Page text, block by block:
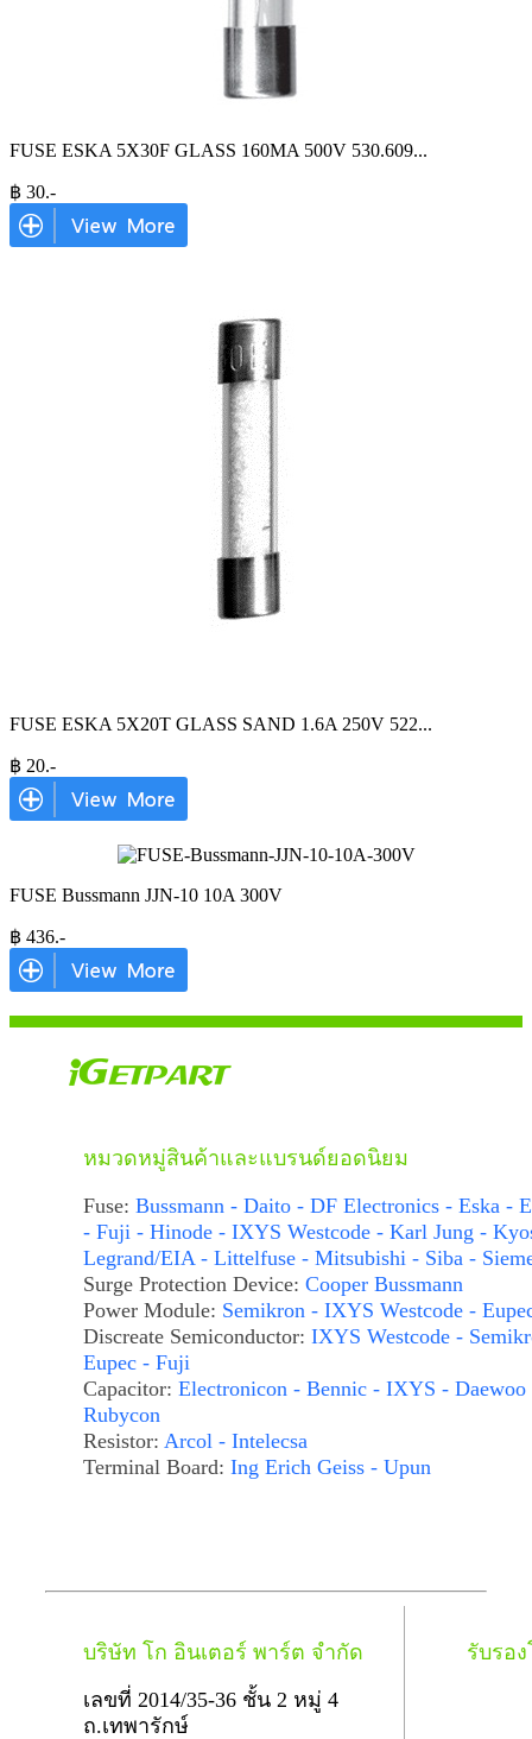
FUSE ESKA 5X30F GLASS 160MA 500V 530.609...
฿ 30.-
FUSE ESKA 5X20T GLASS SAND 1.6A 250V 522...
฿ 20.-
FUSE Bussmann JJN-10 10A 300V
฿ 436.-
หมวดหมู่สินค้าและแบรนด์ยอดนิยม
Fuse: Bussmann - Daito - DF Electronics - Eska -
- Fuji - Hinode - IXYS Westcode - Karl Jung -
Legrand/EIA - Littelfuse - Mitsubishi - Siba -
Surge Protection Device: Cooper Bussmann
Power Module: Semikron - IXYS Westcode -
Discreate Semiconductor: IXYS Westcode -
Eupec - Fuji
Capacitor: Electronicon - Bennic - IXYS - Daewoo
Rubycon
Resistor: Arcol - Intelecsa
Terminal Board: Ing Erich Geiss - Upun
บริษัท โก อินเตอร์ พาร์ต จำกัด
เลขที่ 2014/35-36 ชั้น 2 หมู่ 4
ถ.เทพารักษ์
รับรอ